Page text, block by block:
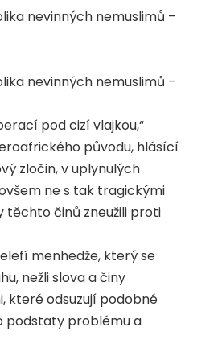
nevinných nemuslimů –
nevinných nemuslimů –
pod cizí vlajkou,“
původu, hlásící
zločin, v uplynulých
ne s tak tragickými
těchto činů zneužili proti
menhedže, který se
nežli slova a činy
které odsuzují podobné
podstaty problému a